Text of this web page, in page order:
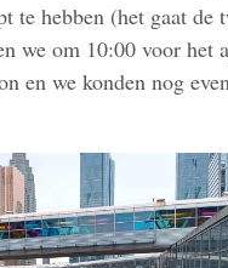
te hebben (het gaat
we om 10:00 voor het
en we konden nog